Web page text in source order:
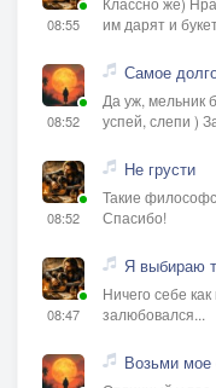
08:55
им дарят и
08:52
Самое
Да уж, мельник
успей, слепи )
08:52
Не грусти
Такие
Спасибо!
08:47
Я выбираю
Ничего себе
залюбовался...
Возьми мое